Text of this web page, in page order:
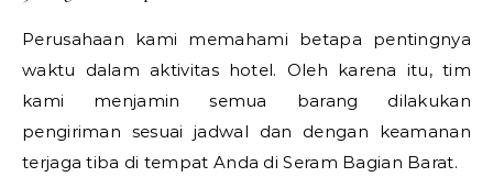
Perusahaan kami memahami betapa pentingnya
waktu dalam aktivitas hotel. Oleh karena itu, tim
kami menjamin semua barang dilakukan
pengiriman sesuai jadwal dan dengan keamanan
terjaga tiba di tempat Anda di Seram Bagian Barat.